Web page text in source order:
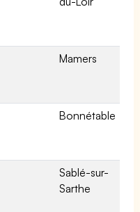
Mamers
Bonnétable
Sablé-sur-
Sarthe